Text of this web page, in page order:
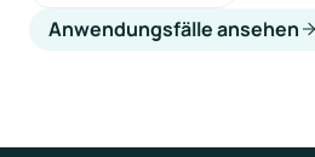
Anwendungsfälle ansehen